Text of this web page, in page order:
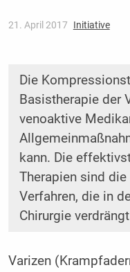
21. April 2017 Initiative
Die
Basistherapie der
venoaktive
kann. Die
Therapien sind
Verfahren, die in
Chirurgie
Varizen